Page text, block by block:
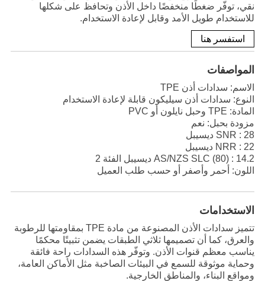
نقي، توفّر ضغطًا منخفضًا داخل الأذن وتحافظ على شكلها
للاستخدام طويل الأمد وقابل لإعادة الاستخدام.
استفسر هنا
المواصفات
الاسم: سدادات أذن TPE
النوع: سدادات أذن سيليكون قابلة لإعادة الاستخدام
المادة: TPE وحبل نايلون أو PVC
مزودة بحبل: نعم
SNR : 28 ديسيبل
NRR : 22 ديسيبل
AS/NZS SLC (80) : 14.2 ديسيبل الفئة 2
اللون: أحمر وأصفر أو حسب طلب العميل
الاستخدامات
تتميز سدادات الأذن المصنوعة من مادة TPE بمقاومتها للرطوبة
والعرق، كما أن تصميمها ثلاثي الطبقات يضمن تثبيتًا محكمًا
يناسب معظم قنوات الأذن. وتوفّر هذه السدادات راحة فائقة
وحماية موثوقة للسمع في البيئات الصاخبة مثل الأماكن العامة،
ومواقع البناء، والمناطق الخارجية.